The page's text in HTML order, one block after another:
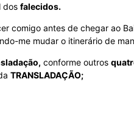
dos falecidos.
comigo antes de chegar ao
me mudar o itinerário de
conforme outros
TRANSLADAÇÃO;